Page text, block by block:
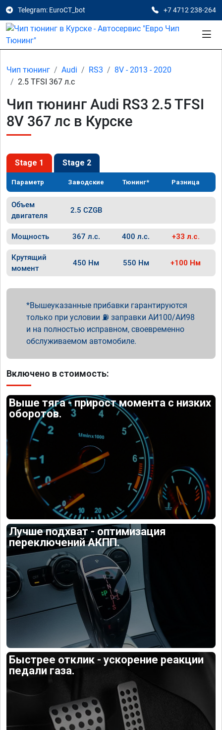
Telegram: EuroCT_bot +7 4712 238-264
Чип тюнинг Audi RS3
8V - 2013 - 2020
2.5 TFSI 367 л.с
Чип тюнинг Audi RS3 2.5 TFSI
8V 367 лс в Курске
Stage 1 Stage 2
Параметр Заводские Тюнинг* Разница
Объем
двигателя
2.5 CZGB
Мощность 367 л.с. 400 л.с. +33 л.с.
Крутящий
момент
450 Нм 550 Нм +100 Нм
Вышеуказанные прибавки гарантируются
только при условии ⛽ заправки АИ100/АИ98
и на полностью исправном, своевременно
обслуживаемом автомобиле.
Включено в стоимость:
Выше тяга - прирост момента с низких
оборотов.
Лучше подхват - оптимизация
переключений АКПП.
Быстрее отклик - ускорение реакции
педали газа.